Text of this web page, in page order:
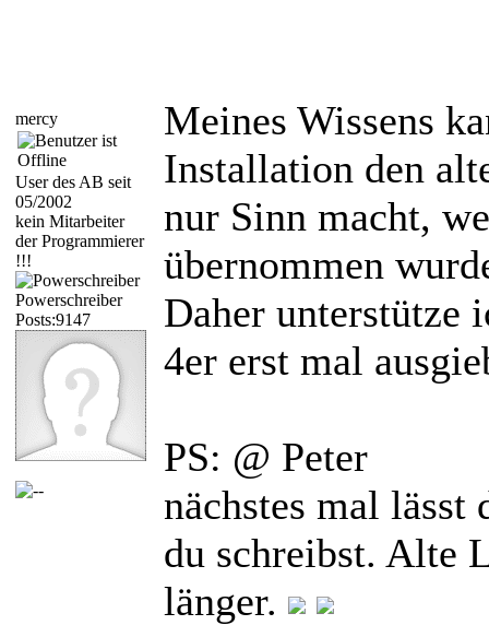
mercy
User des AB seit
05/2002
kein Mitarbeiter
der Programmierer
!!!
Powerschreiber
Posts:9147
Meines Wissens
Installation den
nur Sinn macht,
übernommen
Daher unterstütze
4er erst mal
PS: @ Peter
nächstes mal lässt
du schreibst. Alte
länger.